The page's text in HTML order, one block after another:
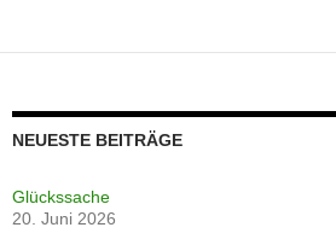
NEUESTE BEITRÄGE
Glückssache
20. Juni 2026